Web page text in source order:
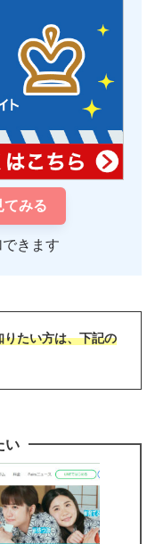
てみる
きます
たい方は、下記の
い